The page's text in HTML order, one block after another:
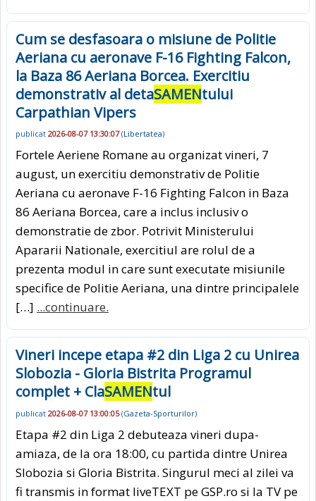
Cum se desfasoara o misiune de Politie
Aeriana cu aeronave F-16 Fighting Falcon,
la Baza 86 Aeriana Borcea. Exercitiu
demonstrativ al detaSAMENtului
Carpathian Vipers
publicat 2026-08-07 13:30:07(Libertatea)
Fortele Aeriene Romane au organizat vineri, 7
august, un exercitiu demonstrativ de Politie
Aeriana cu aeronave F-16 Fighting Falcon in Baza
86 Aeriana Borcea, care a inclus inclusiv o
demonstratie de zbor. Potrivit Ministerului
Apararii Nationale, exercitiul are rolul de a
prezenta modul in care sunt executate misiunile
specifice de Politie Aeriana, una dintre principalele
[…] ...continuare.
Vineri incepe etapa #2 din Liga 2 cu Unirea
Slobozia - Gloria Bistrita Programul
complet + ClaSAMENtul
publicat 2026-08-07 13:00:05(Gazeta-Sporturilor)
Etapa #2 din Liga 2 debuteaza vineri dupa-
amiaza, de la ora 18:00, cu partida dintre Unirea
Slobozia si Gloria Bistrita. Singurul meci al zilei va
fi transmis in format liveTEXT pe GSP.ro si la TV pe